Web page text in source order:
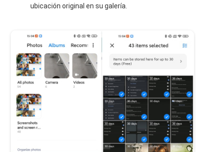
ubicación original en su galería.